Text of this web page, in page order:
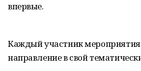
впервые.
Каждый участник
направление в свой